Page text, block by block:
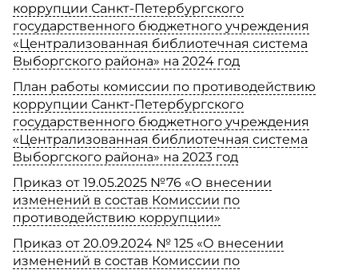
коррупции Санкт-Петербургского
государственного бюджетного учреждения
«Централизованная библиотечная система
Выборгского района» на 2024 год
План работы комиссии по противодействию
коррупции Санкт-Петербургского
государственного бюджетного учреждения
«Централизованная библиотечная система
Выборгского района» на 2023 год
Приказ от 19.05.2025 №76 «О внесении
изменений в состав Комиссии по
противодействию коррупции»
Приказ от 20.09.2024 № 125 «О внесении
изменений в состав Комиссии по